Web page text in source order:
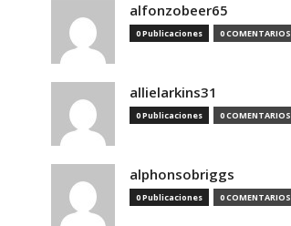
alfonzobeer65
0 Publicaciones 0 COMENTARIOS
allielarkins31
0 Publicaciones 0 COMENTARIOS
alphonsobriggs
0 Publicaciones 0 COMENTARIOS